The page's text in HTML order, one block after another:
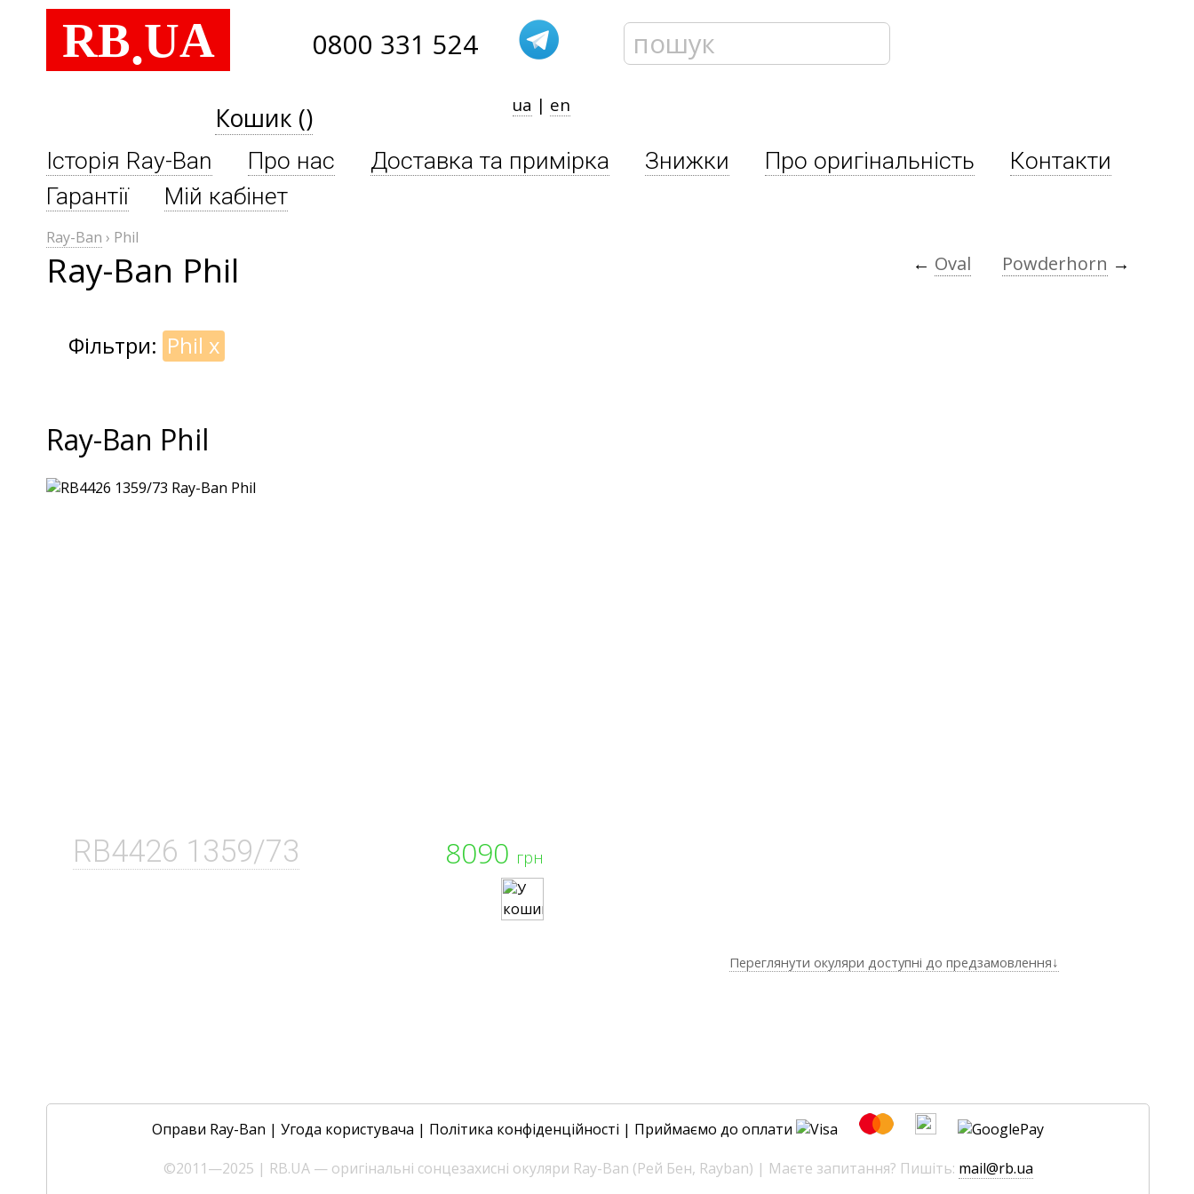
RB.UA 0800 331 524
Кошик () ua | en
Історія Ray-Ban Про нас Доставка та примірка Знижки Про оригінальність
Контакти
Гарантії
Мій кабінет
Ray-Ban › Phil
Ray-Ban Phil ← Oval Powderhorn →
Фільтри: Phil x
Ray-Ban Phil
8090 грн
RB4426 1359/73
Переглянути окуляри доступні до предзамовлення↓
Оправи Ray-Ban | Угода користувача | Політика конфіденційності | Приймаємо до оплати
©2011—2025 | RB.UA — оригінальні сонцезахисні окуляри Ray-Ban (Рей Бен, Rayban) | Маєте запитання? Пишіть: mail@rb.ua